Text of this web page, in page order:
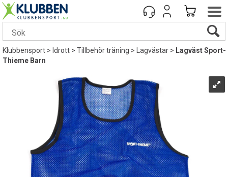
Klubbensport> Idrott>Tillbehör träning> Lagvästar> Lagväst Sport-
Thieme Barn